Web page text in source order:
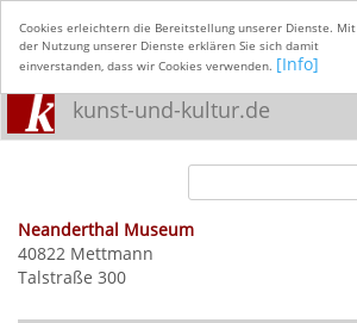
Cookies erleichtern die Bereitstellung unserer Dienste. Mit
der Nutzung unserer Dienste erklären Sie sich damit
einverstanden, dass wir Cookies verwenden. [Info]
kunst-und-kultur.de
Neanderthal Museum
40822 Mettmann
Talstraße 300